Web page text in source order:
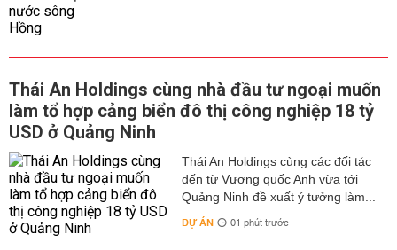
Thái An Holdings cùng nhà đầu tư ngoại muốn
làm tổ hợp cảng biển đô thị công nghiệp 18 tỷ
USD ở Quảng Ninh
Thái An Holdings cùng các đối tác
đến từ Vương quốc Anh vừa tới
Quảng Ninh đề xuất ý tưởng làm...
DỰ ÁN 01 phút trước